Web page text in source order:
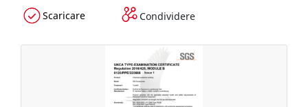
Scaricare Condividere